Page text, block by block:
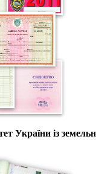
України із